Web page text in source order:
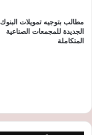
مطالب بتوجيه تمويلات البنوك
الجديدة للمجمعات الصناعية
المتكاملة